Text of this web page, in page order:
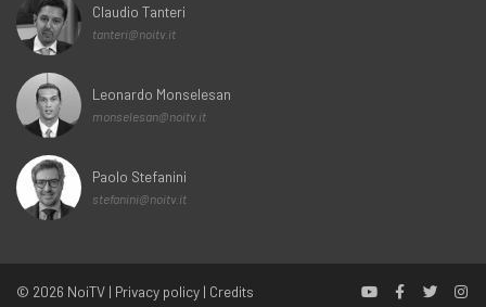
Claudio Tanteri
tanteri@noitv.it
Leonardo Monselesan
monselesan@noitv.it
Paolo Stefanini
stefanini@noitv.it
© 2026 NoiTV | Privacy policy | Credits